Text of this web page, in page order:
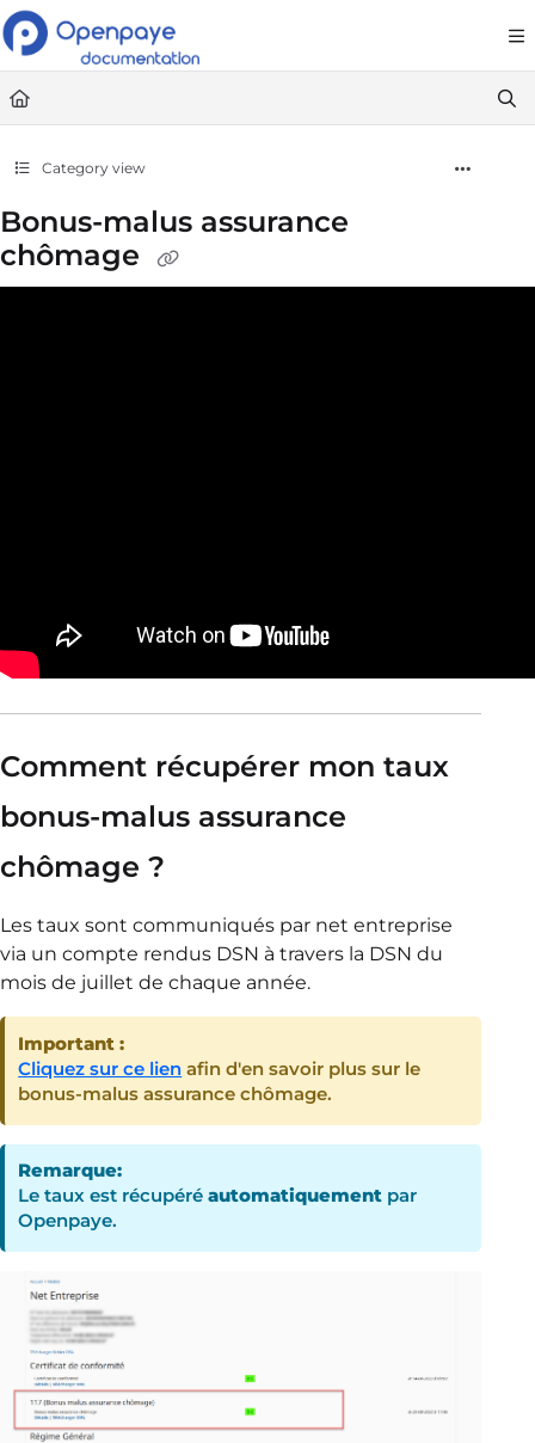
Documentation Index
Fetch the complete documentation index at: https://
Use this file to discover all available pages before exploring further.
Category view
Bonus-malus assurance
chômage
Comment récupérer mon taux
bonus-malus assurance
chômage ?
Les taux sont communiqués par net entreprise
via un compte rendus DSN à travers la DSN du
mois de juillet de chaque année.
Important :
Cliquez sur ce lien afin d'en savoir plus sur le
bonus-malus assurance chômage.
Remarque:
Le taux est récupéréautomatiquement par
Openpaye.